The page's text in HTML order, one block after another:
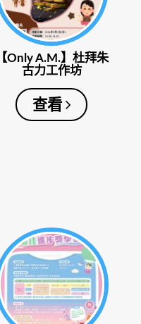
【Only A.M.】杜拜朱
古力工作坊
查看